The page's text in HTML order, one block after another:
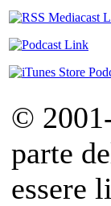
©
parte
essere